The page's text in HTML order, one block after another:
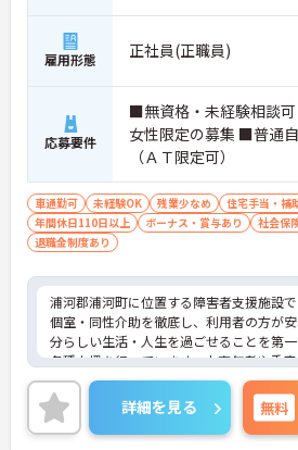
雇用形態 正社員(正職員)
応募要件
■無資格・未経験相談
女性限定の募集 ■普通
（ＡＴ限定可）
車通勤可 未経験OK 残業少なめ 住宅手当・補
年間休日110日以上
ボーナス・賞与あり 社会保
退職金制度あり
浦河郡浦河町に位置する障害者支援施設
個室・同性介助を徹底し、利用者の方が
分らしい生活・人生を過ごせることを第
各種支援を行っています。中高年者や重
害者の利用者が多いため、落ち着いた生
切にしています。ご興味のある方には、面
イントなど、さらに詳細をお話しいたし
気軽にご相談ください！
詳細を見る 無料